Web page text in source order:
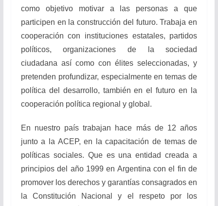
como objetivo motivar a las personas a que
participen en la construcción del futuro. Trabaja en
cooperación con instituciones estatales, partidos
políticos, organizaciones de la sociedad
ciudadana así como con élites seleccionadas, y
pretenden profundizar, especialmente en temas de
política del desarrollo, también en el futuro en la
cooperación política regional y global.
En nuestro país trabajan hace más de 12 años
junto a la ACEP, en la capacitación de temas de
políticas sociales. Que es una entidad creada a
principios del año 1999 en Argentina con el fin de
promover los derechos y garantías consagrados en
la Constitución Nacional y el respeto por los